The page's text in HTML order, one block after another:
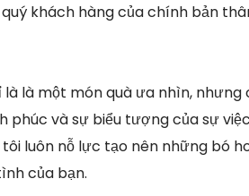
khách hàng của chính bản
là là một món quà ưa nhìn,
và sự biểu tượng của sự
luôn nỗ lực tạo nên những bó
của bạn.